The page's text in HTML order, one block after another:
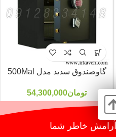
گاوصندوق سدید مدل 500Mal
تومان54,300,000
آرامش خاطر شما